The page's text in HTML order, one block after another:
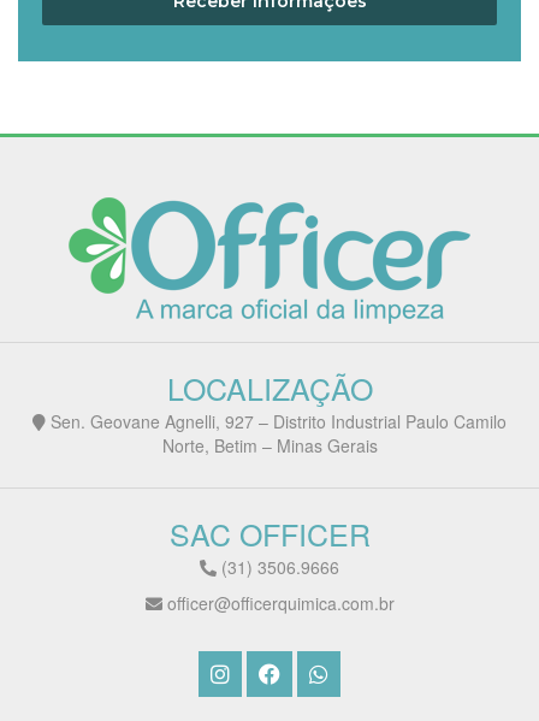
LOCALIZAÇÃO
Sen. Geovane Agnelli, 927 – Distrito Industrial Paulo Camilo
Norte, Betim – Minas Gerais
SAC OFFICER
(31) 3506.9666
officer@officerquimica.com.br